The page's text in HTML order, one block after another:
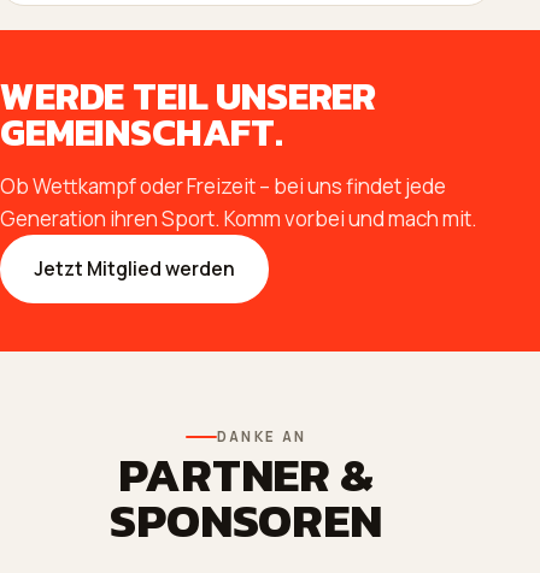
WERDE TEIL UNSERER
GEMEINSCHAFT.
Ob Wettkampf oder Freizeit – bei uns findet jede
Generation ihren Sport. Komm vorbei und mach mit.
Jetzt Mitglied werden
DANKE AN
PARTNER &
SPONSOREN